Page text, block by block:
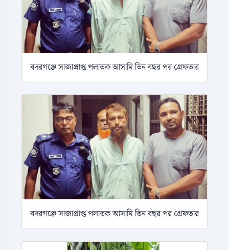
বদরগঞ্জে সাজাপ্রাপ্ত পলাতক আসামি তিন বছর পর গ্রেফতার
বদরগঞ্জে সাজাপ্রাপ্ত পলাতক আসামি তিন বছর পর গ্রেফতার